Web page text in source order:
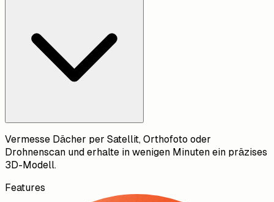
Vermesse Dächer per Satellit, Orthofoto oder
Drohnenscan und erhalte in wenigen Minuten ein präzises
3D-Modell.
Features